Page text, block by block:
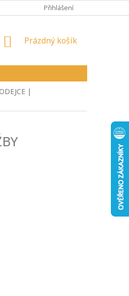
REKLAMAČNÍ ŘÁD
Přihlášení
NÁKUPNÍ
Prázdný košík
|